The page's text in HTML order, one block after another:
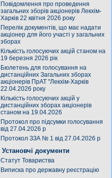
Повідомлення про проведення
загальних зборів акціонерів Лекхім-
Харків 22 квітня 2026 року
Перелік документів, що має надати
акціонер для його участі у загальних
зборах
Кількість голосуючих акцій станом на
19 березня 2026 рік
Бюлетень для голосування на
дистанційних Загальних зборах
акціонерів ПрАТ "Лекхім-Харків
22.04.2026 року
Кількість голосуючих акцій у
дистанційних зборах акціонерів
станом на 19.04.2026
Протокол про підсумки голосування
від 27.04.2026 р
Протокол ЗЗА № 1 від 27.04.2026 р
Установчі документи
Статут Товариства
Виписка про державну реєстрацію